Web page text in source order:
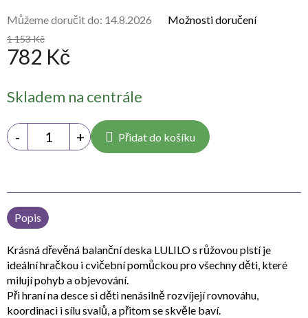
1 153 Kč
782 Kč
cena:
Skladem na centrále
Můžeme doručit do: 14.8.2026 Možnosti doručení
Přidat do košíku
Popis
Krásnádřevěná balanční deska LULILO s růžovou plstíje
ideální hračkou i cvičební pomůckou pro všechny děti, které
milují pohyb a objevování.
Při hraní na desce si děti nenásilně rozvíjejírovnováhu,
koordinaci i sílu svalů, a přitom se skvěle baví.